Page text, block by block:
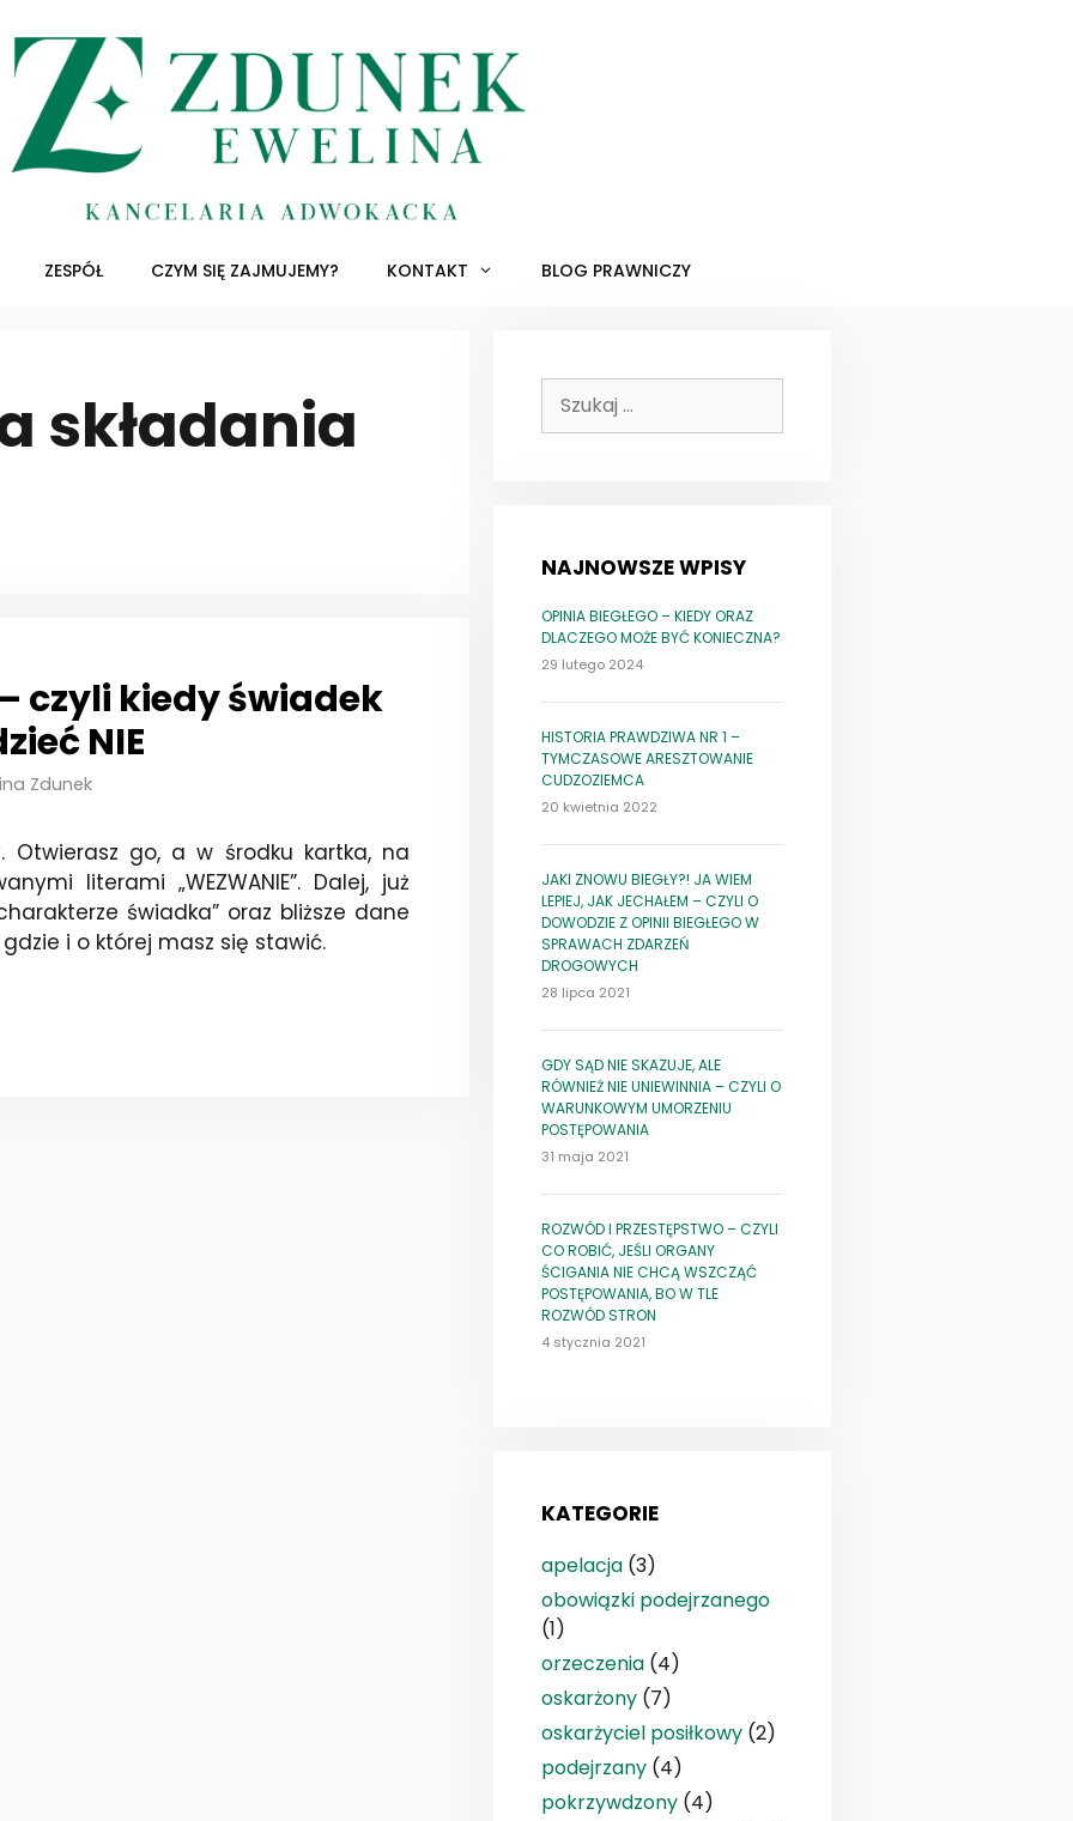
ZESPÓŁ CZYM SIĘ ZAJMUJEMY? KONTAKT BLOG PRAWNICZY
składania
czyli kiedy świadek
NIE
Zdunek
Otwierasz go, a w środku kartka, na
literami „WEZWANIE”. Dalej, już
świadka” oraz bliższe dane
i o której masz się stawić.
NAJNOWSZE WPISY
OPINIA BIEGŁEGO – KIEDY ORAZ
DLACZEGO MOŻE BYĆ KONIECZNA?
29 lutego 2024
HISTORIA PRAWDZIWA NR 1 –
TYMCZASOWE ARESZTOWANIE
CUDZOZIEMCA
20 kwietnia 2022
JAKI ZNOWU BIEGŁY?! JA WIEM
LEPIEJ, JAK JECHAŁEM – CZYLI O
DOWODZIE Z OPINII BIEGŁEGO W
SPRAWACH ZDARZEŃ
DROGOWYCH
28 lipca 2021
GDY SĄD NIE SKAZUJE, ALE
RÓWNIEŻ NIE UNIEWINNIA – CZYLI O
WARUNKOWYM UMORZENIU
POSTĘPOWANIA
31 maja 2021
ROZWÓD I PRZESTĘPSTWO – CZYLI
CO ROBIĆ, JEŚLI ORGANY
ŚCIGANIA NIE CHCĄ WSZCZĄĆ
POSTĘPOWANIA, BO W TLE
ROZWÓD STRON
4 stycznia 2021
KATEGORIE
apelacja (3)
obowiązki podejrzanego
(1)
orzeczenia (4)
oskarżony (7)
oskarżyciel posiłkowy (2)
podejrzany (4)
pokrzywdzony (4)